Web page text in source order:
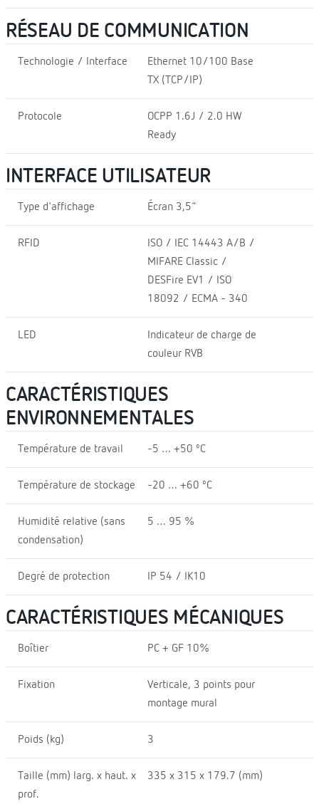
RÉSEAU DE COMMUNICATION
Technologie / Interface
Ethernet 10/100 Base
TX (TCP/IP)
Protocole
OCPP 1.6J / 2.0 HW
Ready
INTERFACE UTILISATEUR
Type d'affichage Écran 3,5"
RFID
ISO / IEC 14443 A/B /
MIFARE Classic /
DESFire EV1 / ISO
18092 / ECMA - 340
LED
Indicateur de charge de
couleur RVB
CARACTÉRISTIQUES
ENVIRONNEMENTALES
Température de travail -5 … +50 ºC
Température de stockage -20 … +60 ºC
Humidité relative (sans
condensation)
5 … 95 %
Degré de protection IP 54 / IK10
CARACTÉRISTIQUES MÉCANIQUES
Boîtier PC + GF 10%
Fixation
Verticale, 3 points pour
montage mural
Poids (kg) 3
Taille (mm) larg. x haut. x
prof.
335 x 315 x 179.7 (mm)